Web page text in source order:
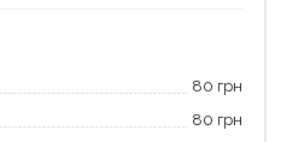
80 грн
80 грн